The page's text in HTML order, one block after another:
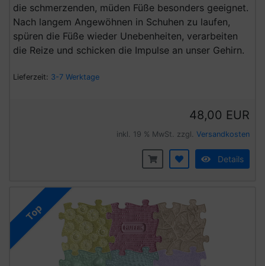
die schmerzenden, müden Füße besonders geeignet.
Nach langem Angewöhnen in Schuhen zu laufen,
spüren die Füße wieder Unebenheiten, verarbeiten
die Reize und schicken die Impulse an unser Gehirn.
Lieferzeit: 3-7 Werktage
48,00 EUR
inkl. 19 % MwSt. zzgl. Versandkosten
Details
Top